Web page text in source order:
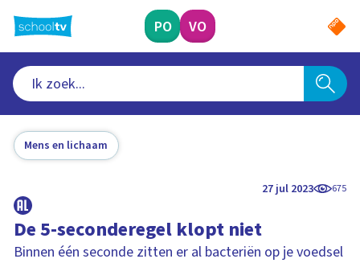
naar
hoofdinhoud
PO VO
Mens en lichaam
27 jul 2023 675
De 5-seconderegel klopt niet
Binnen één seconde zitten er al bacteriën op je voedsel